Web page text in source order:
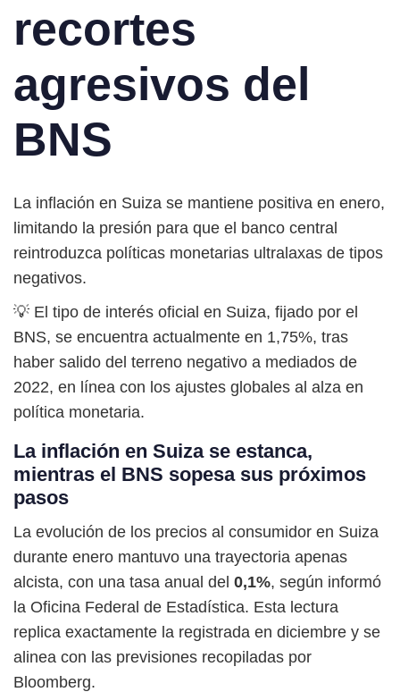
recortes
agresivos del
BNS
La inflación en Suiza se mantiene positiva en enero,
limitando la presión para que el banco central
reintroduzca políticas monetarias ultralaxas de tipos
negativos.
💡 El tipo de interés oficial en Suiza, fijado por el
BNS, se encuentra actualmente en 1,75%, tras
haber salido del terreno negativo a mediados de
2022, en línea con los ajustes globales al alza en
política monetaria.
La inflación en Suiza se estanca,
mientras el BNS sopesa sus próximos
pasos
La evolución de los precios al consumidor en Suiza
durante enero mantuvo una trayectoria apenas
alcista, con una tasa anual del 0,1%, según informó
la Oficina Federal de Estadística. Esta lectura
replica exactamente la registrada en diciembre y se
alinea con las previsiones recopiladas por
Bloomberg.